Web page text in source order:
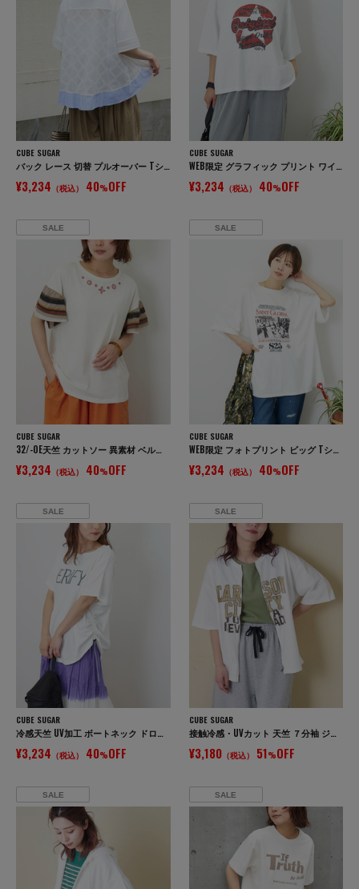
CUBE SUGAR
バック レース 切替 プルオーバー Tシャツ
¥3,234 （税込） 40%OFF
CUBE SUGAR
WEB限定 グラフィック プリント ワイド Tシャツ
¥3,234 （税込） 40%OFF
SALE
CUBE SUGAR
32/-OE天竺 カットソー 異素材 ベルスリーブ 胸刺繍 Tシャツ
¥3,234 （税込） 40%OFF
SALE
CUBE SUGAR
WEB限定 フォトプリント ビッグ Tシャツ
¥3,234 （税込） 40%OFF
SALE
CUBE SUGAR
冷感天竺 UV加工 ボートネック ドロスト Tシャツ
¥3,234 （税込） 40%OFF
SALE
CUBE SUGAR
接触冷感・UVカット 天竺 ７分袖 ジップ カーディガン
¥3,180（税込） 51%OFF
SALE SALE